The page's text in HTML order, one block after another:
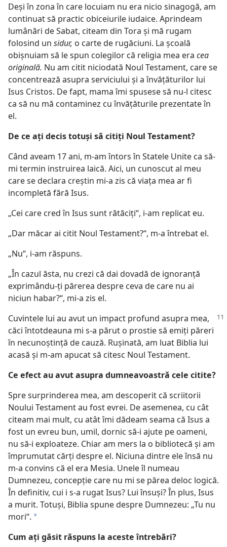
Deşi în zona în care locuiam nu era nicio sinagogă, am
continuat să practic obiceiurile iudaice. Aprindeam
lumânări de Sabat, citeam din Tora şi mă rugam
folosind un sidur, o carte de rugăciuni. La şcoală
obişnuiam să le spun colegilor că religia mea era cea
originală. Nu am citit niciodată Noul Testament, care se
concentrează asupra serviciului şi a învăţăturilor lui
Isus Cristos. De fapt, mama îmi spusese să nu-l citesc
ca să nu mă contaminez cu învăţăturile prezentate în
el.
De ce aţi decis totuşi să citiţi Noul Testament?
Când aveam 17 ani, m-am întors în Statele Unite ca să-
mi termin instruirea laică. Aici, un cunoscut al meu
care se declara creştin mi-a zis că viaţa mea ar fi
incompletă fără Isus.
„Cei care cred în Isus sunt rătăciţi“, i-am replicat eu.
„Dar măcar ai citit Noul Testament?“, m-a întrebat el.
„Nu“, i-am răspuns.
„În cazul ăsta, nu crezi că dai dovadă de ignoranţă
exprimându-ţi părerea despre ceva de care nu ai
niciun habar?“, mi-a zis el.
Cuvintele lui au avut un impact profund asupra mea,
căci întotdeauna mi s-a părut o prostie să emiţi păreri
în necunoştinţă de cauză. Ruşinată, am luat Biblia lui
acasă şi m-am apucat să citesc Noul Testament.
Ce efect au avut asupra dumneavoastră cele citite?
Spre surprinderea mea, am descoperit că scriitorii
Noului Testament au fost evrei. De asemenea, cu cât
citeam mai mult, cu atât îmi dădeam seama că Isus a
fost un evreu bun, umil, dornic să-i ajute pe oameni,
nu să-i exploateze. Chiar am mers la o bibliotecă şi am
împrumutat cărţi despre el. Niciuna dintre ele însă nu
m-a convins că el era Mesia. Unele îl numeau
Dumnezeu, concepţie care nu mi se părea deloc logică.
În definitiv, cui i s-a rugat Isus? Lui însuşi? În plus, Isus
a murit. Totuşi, Biblia spune despre Dumnezeu: „Tu nu
mori“. *
Cum aţi găsit răspuns la aceste întrebări?